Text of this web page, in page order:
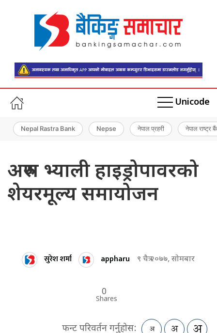
Unicode
Nepal Rastra Bank Nepse नेपाल प्रहरी नेपाल राष्ट्र
अरुण भ्याली हाइड्रोपावरको
शेयरमूल्य समायोजन
सुरेश शर्मा appharu ९ चैत्र २०७७, सोमबार
0
Shares
फन्ट परिवर्तन गर्नुहोस: